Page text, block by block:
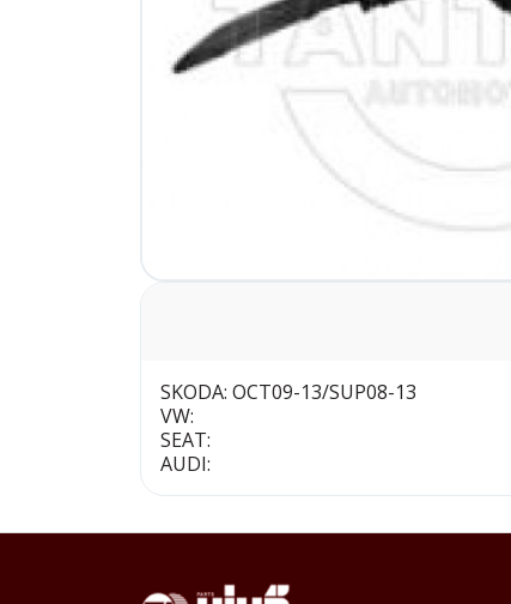
SKODA: OCT09-13/SUP08-13
VW:
SEAT:
AUDI: